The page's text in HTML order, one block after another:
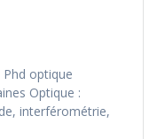
optique
Optique :
interférométrie,